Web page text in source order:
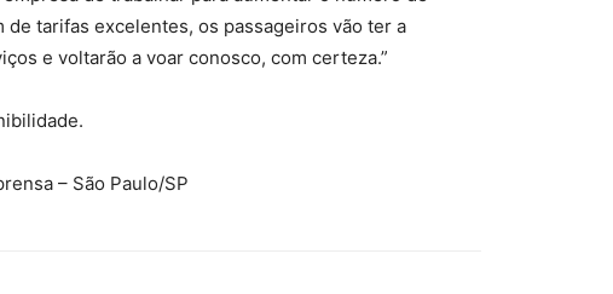
de tarifas excelentes, os passageiros vão ter a
e voltarão a voar conosco, com certeza.”
– São Paulo/SP